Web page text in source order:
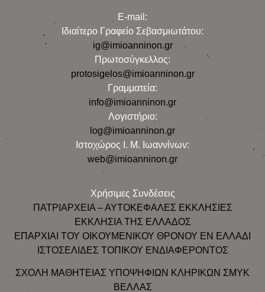
E-mail:
Iδιαίτερο Γραφείο Σεβασμιωτάτου:
ig@imioanninon.gr
Πρωτοσύγκελλος:
protosigelos@imioanninon.gr
Γραμματεία:
info@imioanninon.gr
Λογιστήριο:
log@imioanninon.gr
Ιστοχώρος Ι. Μ. Ιωαννίνων:
web@imioanninon.gr
Χρήσιμες Συνδέσεις
ΠΑΤΡΙΑΡΧΕΙΑ – ΑΥΤΟΚΕΦΑΛΕΣ ΕΚΚΛΗΣΙΕΣ
ΕΚΚΛΗΣΙΑ ΤΗΣ ΕΛΛΑΔΟΣ
ΕΠΑΡΧΙΑΙ ΤΟΥ ΟΙΚΟΥΜΕΝΙΚΟΥ ΘΡΟΝΟΥ ΕΝ ΕΛΛΑΔΙ
ΙΣΤΟΣΕΛΙΔΕΣ ΤΟΠΙΚΟΥ ΕΝΔΙΑΦΕΡΟΝΤΟΣ
ΣΧΟΛΗ ΜΑΘΗΤΕΙΑΣ ΥΠΟΨΗΦΙΩΝ ΚΛΗΡΙΚΩΝ ΣΜΥΚ
ΒΕΛΛΑΣ